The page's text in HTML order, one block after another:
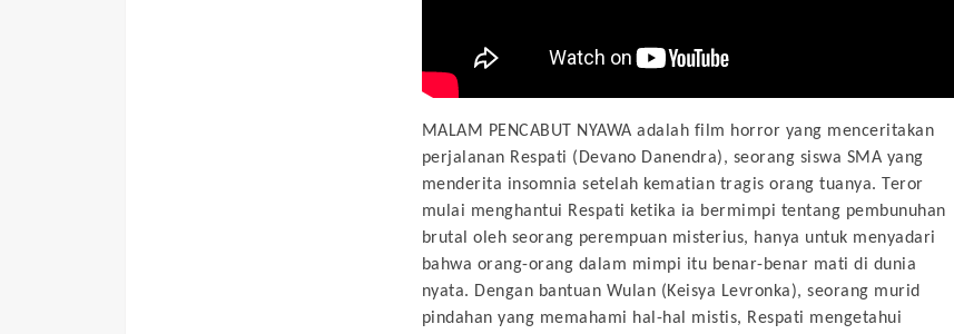
MALAM PENCABUT NYAWA adalah film horror yang menceritakan
perjalanan Respati (Devano Danendra), seorang siswa SMA yang
menderita insomnia setelah kematian tragis orang tuanya. Teror
mulai menghantui Respati ketika ia bermimpi tentang pembunuhan
brutal oleh seorang perempuan misterius, hanya untuk menyadari
bahwa orang-orang dalam mimpi itu benar-benar mati di dunia
nyata. Dengan bantuan Wulan (Keisya Levronka), seorang murid
pindahan yang memahami hal-hal mistis, Respati mengetahui